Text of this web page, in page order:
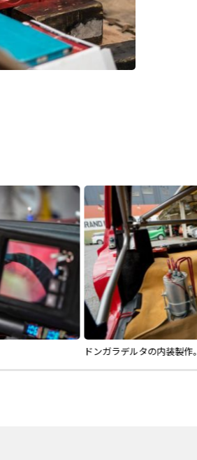
ドンガラデルタの内装製作。